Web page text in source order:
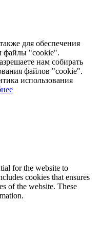
для обеспечения
файлы "cookie".
нам собирать
файлов "cookie".
использования
for the website to
cookies that ensures
of the website. These